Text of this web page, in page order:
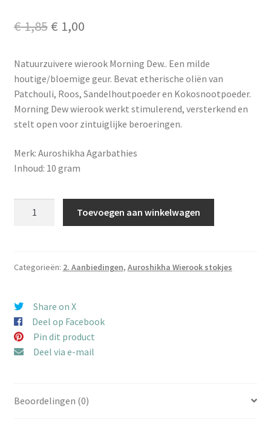
€1,85 Oorspronkelijke
was:
€ 1,85.
€ 1,00Huidige
is:
€ 1,00.
Natuurzuivere wierook Morning Dew.. Een milde
houtige/bloemige geur. Bevat etherische oliën van
Patchouli, Roos, Sandelhoutpoeder en Kokosnootpoeder.
Morning Dew wierook werkt stimulerend, versterkend en
stelt open voor zintuiglijke beroeringen.
Merk: Auroshikha Agarbathies
Inhoud: 10 gram
aantal
Toevoegen aan winkelwagen
Categorieën: 2. Aanbiedingen, Auroshikha Wierook stokjes
Share on X
Deel op Facebook
Pin dit product
Deel via e-mail
Beoordelingen (0)